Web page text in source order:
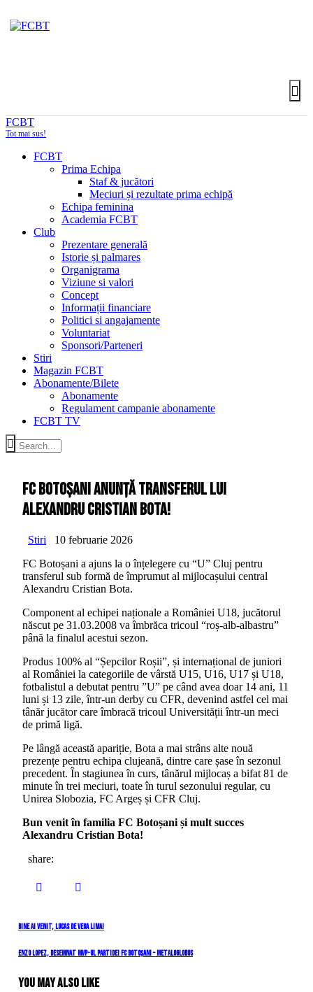
FCBT
Tot mai sus!
FCBT
Prima Echipa
Staf & jucători
Meciuri și rezultate prima echipă
Echipa feminina
Academia FCBT
Club
Prezentare generală
Istorie și palmares
Organigrama
Viziune si valori
Concept
Informații financiare
Politici si angajamente
Voluntariat
Sponsori/Parteneri
Stiri
Magazin FCBT
Abonamente/Bilete
Abonamente
Regulament campanie abonamente
FCBT TV
FC Botoșani anunță transferul lui
Alexandru Cristian Bota!
Stiri
10 februarie 2026
FC Botoșani a ajuns la o înțelegere cu “U” Cluj pentru
transferul sub formă de împrumut al mijlocașului central
Alexandru Cristian Bota.
Component al echipei naționale a României U18, jucătorul
născut pe 31.03.2008 va îmbrăca tricoul “roș-alb-albastru”
până la finalul acestui sezon.
Produs 100% al “Șepcilor Roșii”, și internațional de juniori
al României la categoriile de vârstă U15, U16, U17 și U18,
fotbalistul a debutat pentru ”U” pe când avea doar 14 ani, 11
luni și 13 zile, într-un derby cu CFR, devenind astfel cel mai
tânăr jucător care îmbracă tricoul Universității într-un meci
de primă ligă.
Pe lângă această apariție, Bota a mai strâns alte nouă
prezențe pentru echipa clujeană, dintre care șase în sezonul
precedent. În stagiunea în curs, tânărul mijlocaș a bifat 81 de
minute în trei meciuri, toate în turul sezonului regular, cu
Unirea Slobozia, FC Argeș și CFR Cluj.
Bun venit în familia FC Botoșani și mult succes
Alexandru Cristian Bota!
share:
Navigare
în
articole
Previous
Bine ai venit, Lucas de Vega Lima!
Next
Enzo Lopez, desemnat MVP-ul partidei FC Botoșani – Metaloglobus
You May Also Like